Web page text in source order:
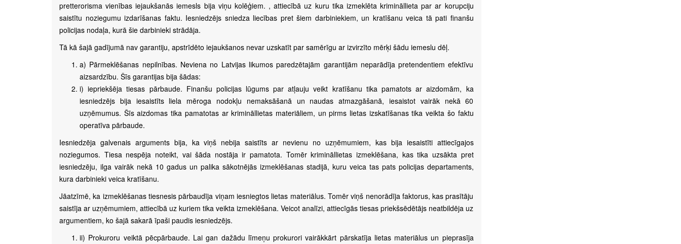
pretterorisma vienības iejaukšanās iemesls bija viņu kolēģiem. , attiecībā uz kuru tika izmeklēta krimināllieta par ar korupciju
saistītu noziegumu izdarīšanas faktu. Iesniedzējs sniedza liecības pret šiem darbiniekiem, un kratīšanu veica tā pati finanšu
policijas nodaļa, kurā šie darbinieki strādāja.
Tā kā šajā gadījumā nav garantiju, apstrīdēto iejaukšanos nevar uzskatīt par samērīgu ar izvirzīto mērķi šādu iemeslu dēļ.
a) Pārmeklēšanas nepilnības. Neviena no Latvijas likumos paredzētajām garantijām neparādīja pretendentiem efektīvu
aizsardzību. Šīs garantijas bija šādas:
i) iepriekšēja tiesas pārbaude. Finanšu policijas lūgums par atļauju veikt kratīšanu tika pamatots ar aizdomām, ka
iesniedzējs bija iesaistīts liela mēroga nodokļu nemaksāšanā un naudas atmazgāšanā, iesaistot vairāk nekā 60
uzņēmumus. Šīs aizdomas tika pamatotas ar krimināllietas materiāliem, un pirms lietas izskatīšanas tika veikta šo faktu
operatīva pārbaude.
Iesniedzēja galvenais arguments bija, ka viņš nebija saistīts ar nevienu no uzņēmumiem, kas bija iesaistīti attiecīgajos
noziegumos. Tiesa nespēja noteikt, vai šāda nostāja ir pamatota. Tomēr krimināllietas izmeklēšana, kas tika uzsākta pret
iesniedzēju, ilga vairāk nekā 10 gadus un palika sākotnējās izmeklēšanas stadijā, kuru veica tas pats policijas departaments,
kura darbinieki veica kratīšanu.
Jāatzīmē, ka izmeklēšanas tiesnesis pārbaudīja viņam iesniegtos lietas materiālus. Tomēr viņš nenorādīja faktorus, kas prasītāju
saistīja ar uzņēmumiem, attiecībā uz kuriem tika veikta izmeklēšana. Veicot analīzi, attiecīgās tiesas priekšsēdētājs neatbildēja uz
argumentiem, ko šajā sakarā īpaši paudis iesniedzējs.
ii) Prokuroru veiktā pēcpārbaude. Lai gan dažādu līmeņu prokurori vairākkārt pārskatīja lietas materiālus un pieprasīja